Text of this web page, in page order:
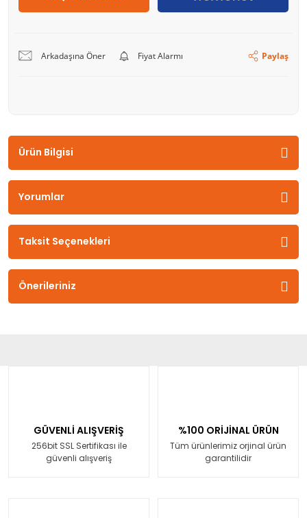
Arkadaşına Öner Fiyat Alarmı Paylaş
Ürün Bilgisi
Yorumlar
Taksit Seçenekleri
Önerileriniz
GÜVENLİ ALIŞVERİŞ
256bit SSL Sertifikası ile
güvenli alışveriş
%100 ORİJİNAL ÜRÜN
Tüm ürünlerimiz orjinal ürün
garantilidir